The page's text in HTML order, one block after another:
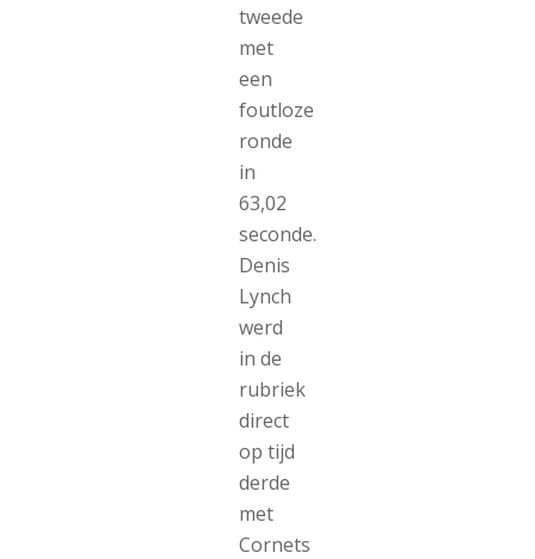
tweede
met
een
foutloze
ronde
in
63,02
seconde.
Denis
Lynch
werd
in de
rubriek
direct
op tijd
derde
met
Cornets